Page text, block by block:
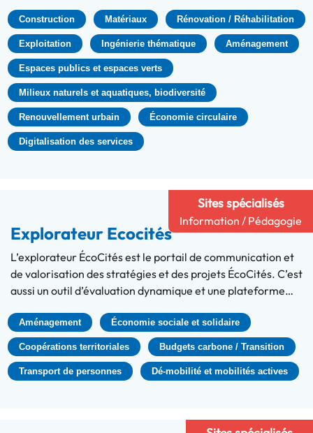
Construction Matériaux Rénovation / Réhabilitation
Exploitation Ingénierie thématique Aménagement
Espaces publics et espaces verts
Milieux naturels et aquatiques, biodiversité
Renouvellement urbain Économie circulaire
Digitalisation des services
Sites spécialisés
Information / Pédagogie
Explorateur Ecocités
L’explorateur ÉcoCités est le portail de communication et
de valorisation des stratégies et des projets ÉcoCités. C’est
aussi un outil d’évaluation dynamique et une plateforme…
Aménagement Économie sociale et solidaire
Coopérations territoriales Budgets carbone / Transition
Transport de personnes Dé-mobilité et mobilités actives